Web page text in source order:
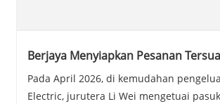
Berjaya Menyiapkan Pesanan
Pada April 2026, di kemudahan
Electric, jurutera Li Wei mengetuai